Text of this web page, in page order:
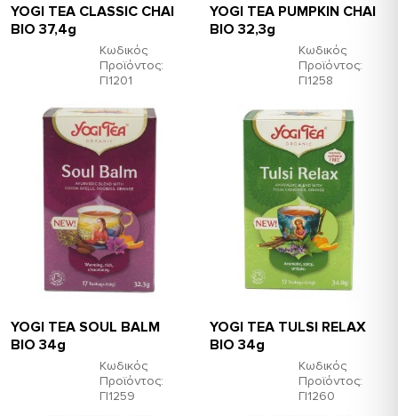
Κωδικός
Προϊόντος:
ΓΙ1201
YOGI TEA CLASSIC CHAI
ΒΙΟ 37,4g
Κωδικός
Προϊόντος:
ΓΙ1258
YOGI TEA PUMPKIN CHAI
ΒΙΟ 32,3g
Κωδικός
Προϊόντος:
ΓΙ1259
ΥΟGI TEA SOUL BALM
ΒΙΟ 34g
Κωδικός
Προϊόντος:
ΓΙ1260
ΥΟGI TEA TULSI RELAX
ΒΙΟ 34g